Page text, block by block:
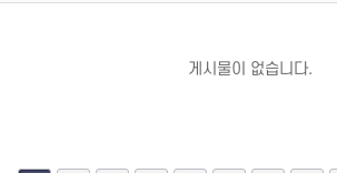
게시물이 없습니다.